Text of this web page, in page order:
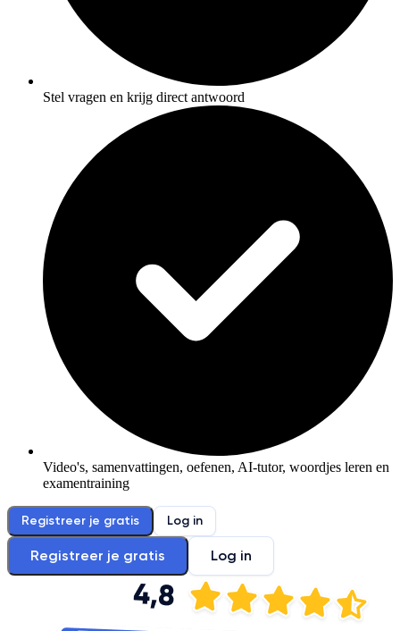
Stel vragen en krijg direct antwoord
Video's, samenvattingen, oefenen, AI-tutor, woordjes leren en
examentraining
Registreer je gratis Log in
Registreer je gratis Log in